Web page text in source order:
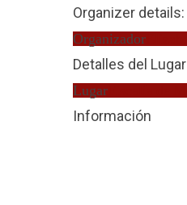
Organizer details:
Organizador
Detalles del Lugar
Lugar
Información